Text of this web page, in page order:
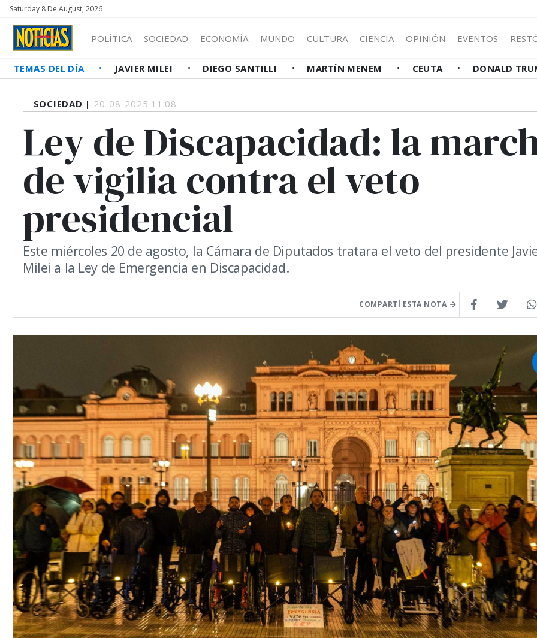
Saturday 8 De August, 2026
POLÍTICA SOCIEDAD ECONOMÍA MUNDO CULTURA CIENCIA OPINIÓN EVENTOS
TEMAS DEL DÍA JAVIER MILEI DIEGO SANTILLI MARTÍN MENEM CEUTA DONALD
SOCIEDAD | 20-08-2025 11:08
Ley de Discapacidad: la
de vigilia contra el veto
presidencial
Este miércoles 20 de agosto, la Cámara de Diputados tratara el veto del presidente
Milei a la Ley de Emergencia en Discapacidad.
COMPARTÍ ESTA NOTA